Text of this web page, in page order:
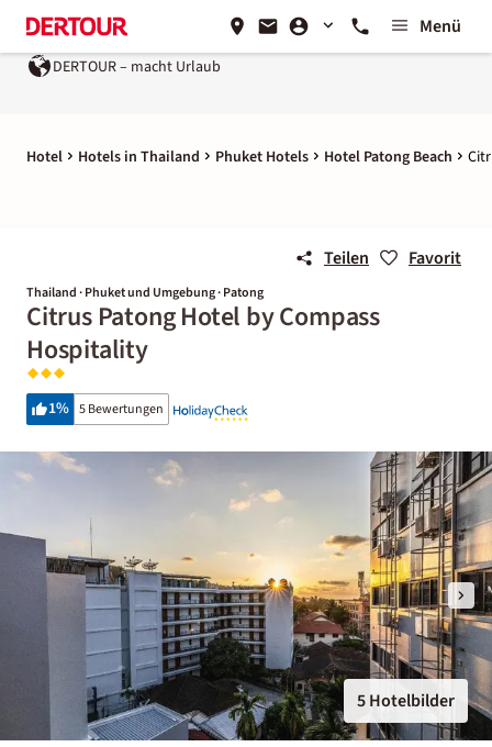
Menü
DERTOUR – macht Urlaub
Hotel Hotels in Thailand Phuket Hotels Hotel Patong Beach
Teilen Favorit
Thailand · Phuket und Umgebung · Patong
Citrus Patong Hotel by Compass
Hospitality
1% 5 Bewertungen
5 Hotelbilder